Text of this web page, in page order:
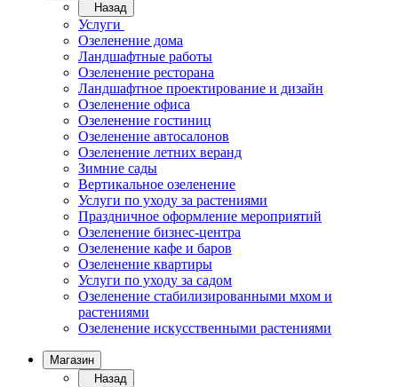
Назад
Услуги
Озеленение дома
Ландшафтные работы
Озеленение ресторана
Ландшафтное проектирование и дизайн
Озеленение офиса
Озеленение гостиниц
Озеленение автосалонов
Озеленение летних веранд
Зимние сады
Вертикальное озеленение
Услуги по уходу за растениями
Праздничное оформление мероприятий
Озеленение бизнес-центра
Озеленение кафе и баров
Озеленение квартиры
Услуги по уходу за садом
Озеленение стабилизированными мхом и
растениями
Озеленение искусственными растениями
Магазин
Назад